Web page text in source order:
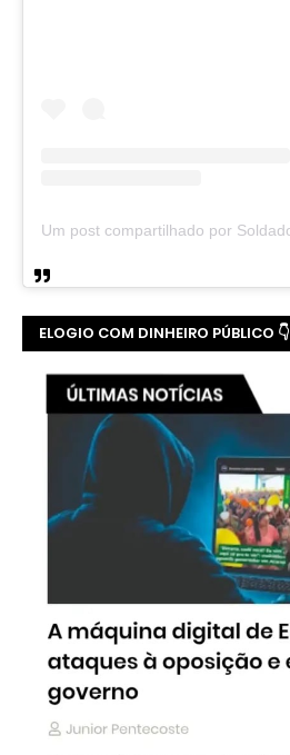
ELOGIO COM DINHEIRO PÚBLICO 👇